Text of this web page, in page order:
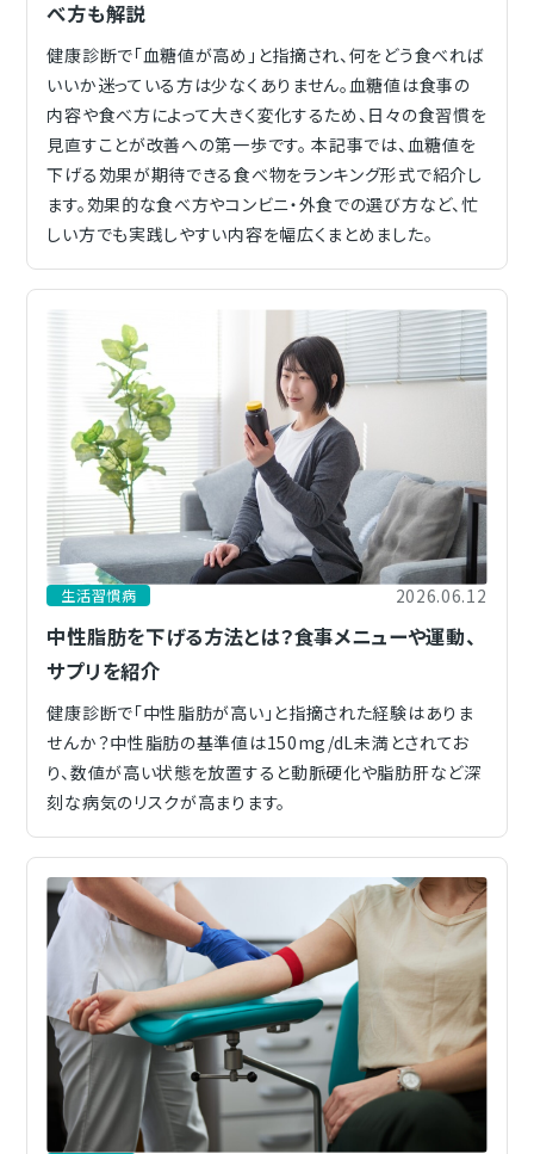
べ方も解説
健康診断で「血糖値が高め」と指摘され、何をどう食べれば
いいか迷っている方は少なくありません。血糖値は食事の
内容や食べ方によって大きく変化するため、日々の食習慣を
見直すことが改善への第一歩です。 本記事では、血糖値を
下げる効果が期待できる食べ物をランキング形式で紹介し
ます。効果的な食べ方やコンビニ・外食での選び方など、忙
しい方でも実践しやすい内容を幅広くまとめました。
生活習慣病 2026.06.12
中性脂肪を下げる方法とは？食事メニューや運動、
サプリを紹介
健康診断で「中性脂肪が高い」と指摘された経験はありま
せんか？中性脂肪の基準値は150mg/dL未満とされてお
り、数値が高い状態を放置すると動脈硬化や脂肪肝など深
刻な病気のリスクが高まります。